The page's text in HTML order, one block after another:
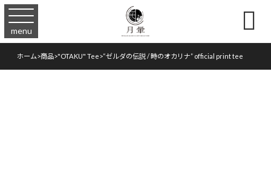
menu 
ホーム>商品>"OTAKU" Tee>“ゼルダの伝説 / 時のオカリナ” official print tee